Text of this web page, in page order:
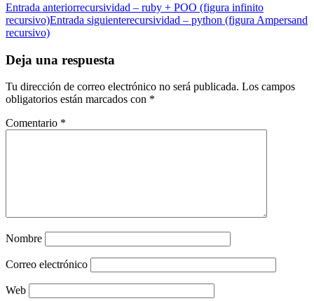
Entrada anteriorrecursividad – ruby + POO (figura infinito
recursivo)Entrada siguienterecursividad – python (figura Ampersand
recursivo)
Deja una respuesta
Tu dirección de correo electrónico no será publicada. Los campos
obligatorios están marcados con *
Comentario *
Nombre
Correo electrónico
Web